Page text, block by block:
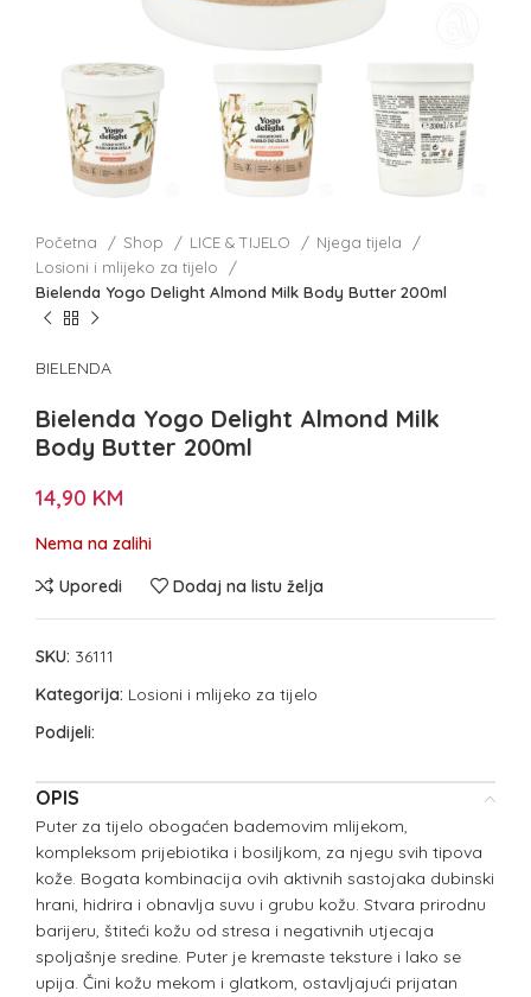
Početna Shop LICE & TIJELO
Njega tijela
Losioni i mlijeko za tijelo
Bielenda Yogo Delight Almond Milk Body Butter 200ml
BIELENDA
Bielenda Yogo Delight Almond Milk
Body Butter 200ml
14,90 KM
Nema na zalihi
Uporedi
Dodaj na listu želja
SKU: 36111
Kategorija: Losioni i mlijeko za tijelo
Podijeli:
OPIS
Puter za tijelo obogaćen bademovim mlijekom,
kompleksom prijebiotika i bosiljkom, za njegu svih tipova
kože. Bogata kombinacija ovih aktivnih sastojaka dubinski
hrani, hidrira i obnavlja suvu i grubu kožu. Stvara prirodnu
barijeru, štiteći kožu od stresa i negativnih utjecaja
spoljašnje sredine. Puter je kremaste teksture i lako se
upija. Čini kožu mekom i glatkom, ostavljajući prijatan